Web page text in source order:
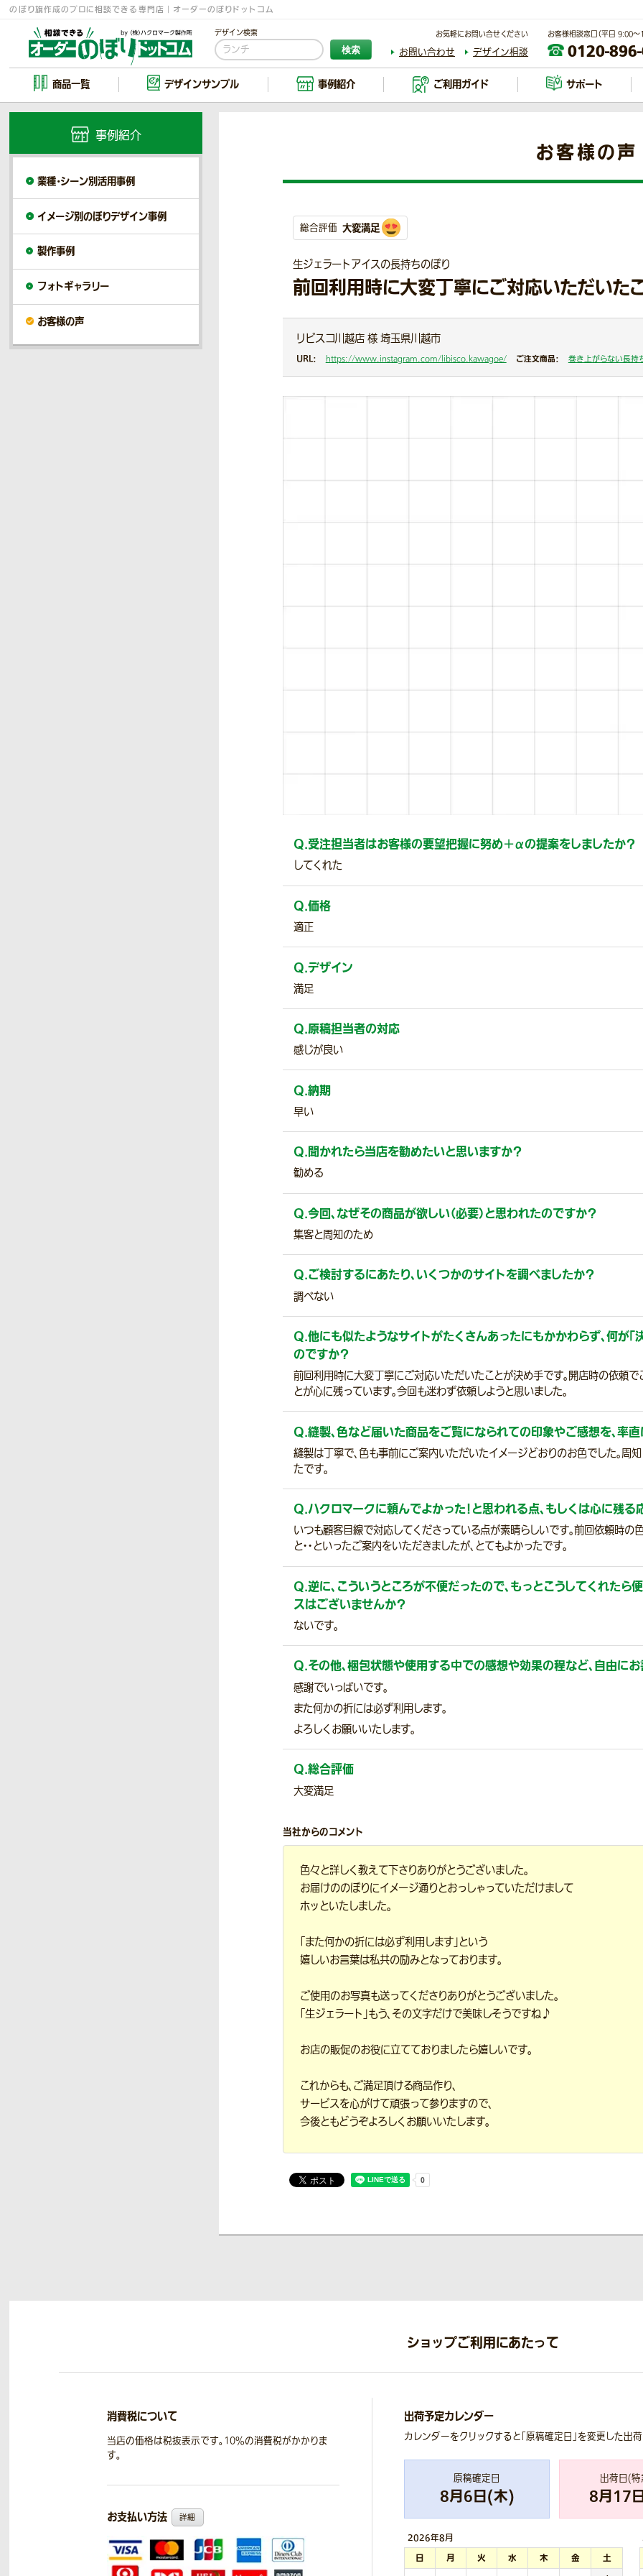
のぼり旗作成のプロに相談できる専門店｜オーダーのぼりドットコム
デザイン検索
検索
お気軽にお問い合せください
お問い合わせ デザイン相談
お客様相談窓口（平日 9:00～
0120-
商品一覧 デザインサンプル 事例紹介 ご利用ガイド サポート
お客様の声
総合評価 大変満足
生ジェラートアイスの長持ちのぼり
前回利用時に大変丁寧にご対応いただいた
リビスコ川越店 様 埼玉県川越市
URL： https://www.instagram.com/libisco.kawagoe/ ご注文商品： 巻き上がらない長持
Q.受注担当者はお客様の要望把握に努め＋αの提案をしましたか？
してくれた
Q.価格
適正
Q.デザイン
満足
Q.原稿担当者の対応
感じが良い
Q.納期
早い
Q.聞かれたら当店を勧めたいと思いますか？
勧める
Q.今回、なぜその商品が欲しい（必要）と思われたのですか？
集客と周知のため
Q.ご検討するにあたり、いくつかのサイトを調べましたか？
調べない
Q.他にも似たようなサイトがたくさんあったにもかかわらず、何が
のですか？
前回利用時に大変丁寧にご対応いただいたことが決め手です。開店時の依頼
とが心に残っています。今回も迷わず依頼しようと思いました。
Q.縫製、色など届いた商品をご覧になられての印象やご感想を、率直
縫製は丁寧で、色も事前にご案内いただいたイメージどおりのお色でした。周
たです。
Q.ハクロマークに頼んでよかった！と思われる点、もしくは心に残
いつも顧客目線で対応してくださっている点が素晴らしいです。前回依頼時の
と・・といったご案内をいただきましたが、とてもよかったです。
Q.逆に、こういうところが不便だったので、もっとこうしてくれたら
スはございませんか？
ないです。
Q.その他、梱包状態や使用する中での感想や効果の程など、自由にお
感謝でいっぱいです。
また何かの折には必ず利用します。
よろしくお願いいたします。
Q.総合評価
大変満足
当社からのコメント
色々と詳しく教えて下さりありがとうございました。
お届けののぼりにイメージ通りとおっしゃっていただけまして
ホッといたしました。
「また何かの折には必ず利用します」という
嬉しいお言葉は私共の励みとなっております。
ご使用のお写真も送ってくださりありがとうございました。
「生ジェラート」もう、その文字だけで美味しそうですね♪
お店の販促のお役に立てておりましたら嬉しいです。
これからも、ご満足頂ける商品作り、
サービスを心がけて頑張って参りますので、
今後ともどうぞよろしくお願いいたします。
事例紹介
業種・シーン別活用事例
イメージ別のぼりデザイン事例
製作事例
フォトギャラリー
お客様の声
ショップご利用にあたって
消費税について
当店の価格は税抜表示です。10％の消費税がかかりま
す。
お支払い方法 詳細
出荷予定カレンダー
カレンダーをクリックすると「原稿確定日」を変更した出
原稿確定日
8月6日(木)
出荷日(
8月17
2026年8月
日 月 火 水 木 金
土